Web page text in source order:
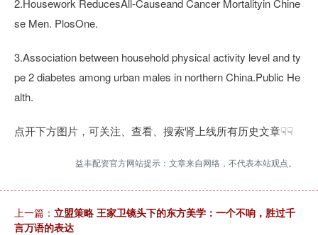
2.Housework ReducesAll-Causeand Cancer Mortalityin Chine
se Men. PlosOne.
3.Association between household physical activity level and ty
pe 2 diabetes among urban males in northern China.Public He
alth.
点开下方图片，可关注、查看、搜索肾上线所有历史文章☟☟
益丰配资官方网站提示：文章来自网络，不代表本站观点。
上一篇： 立盟策略 王家卫镜头下的东方美学：一个不响，胜过千
言万语的表达